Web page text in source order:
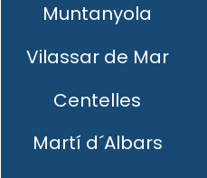
Muntanyola
Vilassar de Mar
Centelles
Martí d´Albars